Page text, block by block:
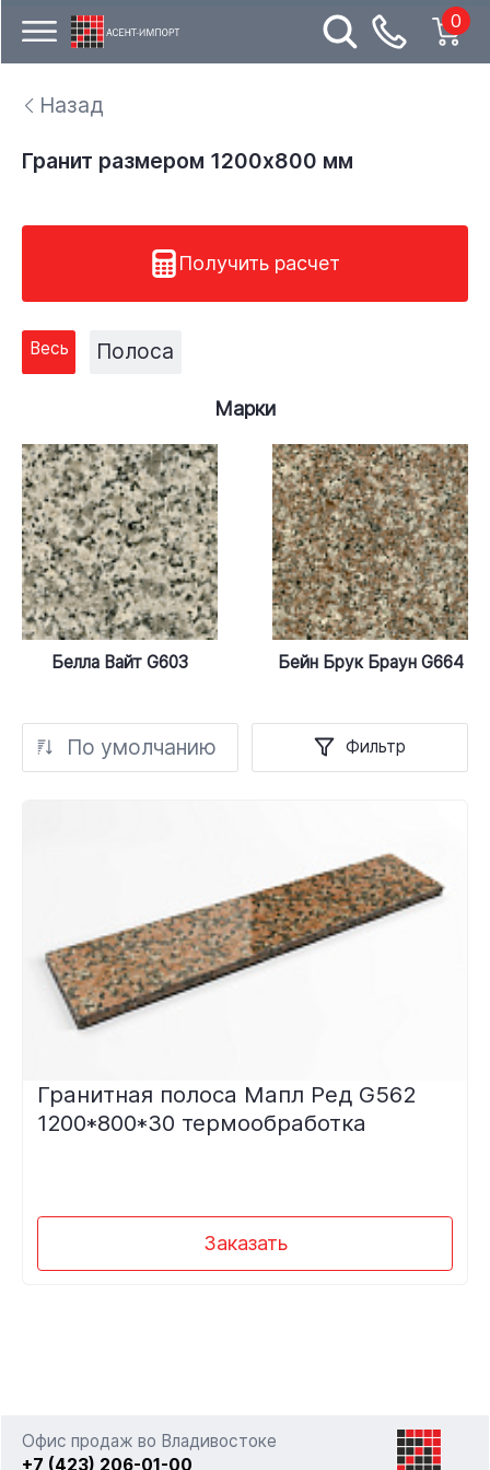
0
Назад
Гранит размером 1200x800 мм
Получить расчет
Весь Полоса
Марки
Белла Вайт G603 Бейн Брук Браун G664
По умолчанию Фильтр
Гранитная полоса Мапл Ред G562
1200*800*30 термообработка
Заказать
Офис продаж во Владивостоке
+7 (423) 206-01-00